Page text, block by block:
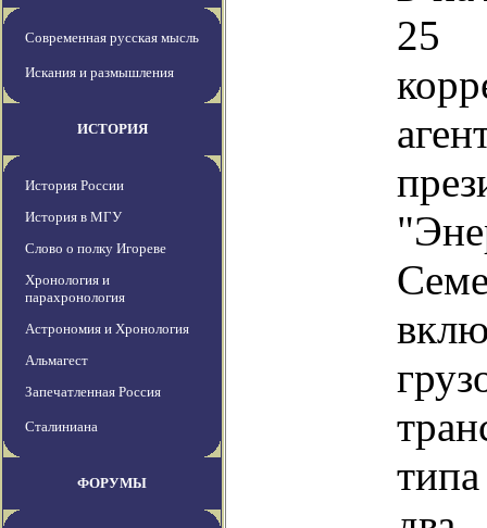
Современная русская мысль
Искания и размышления
ИСТОРИЯ
История России
История в МГУ
Слово о полку Игореве
Хронология и
парахронология
Астрономия и Хронология
Альмагест
Запечатленная Россия
Сталиниана
ФОРУМЫ
25